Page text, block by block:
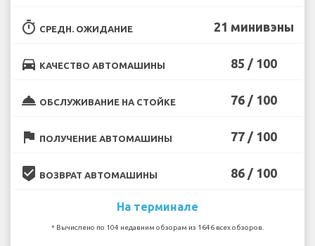
timer СРЕДН. ОЖИДАНИЕ 21 минивэны
directions_car КАЧЕСТВО АВТОМАШИНЫ 85 / 100
room_service ОБСЛУЖИВАНИЕ НА СТОЙКЕ 76 / 100
flag ПОЛУЧЕНИЕ АВТОМАШИНЫ 77 / 100
beenhere ВОЗВРАТ АВТОМАШИНЫ 86 / 100
На терминале
* Вычислено по 104 недавним обзорам из 1646 всех обзоров.